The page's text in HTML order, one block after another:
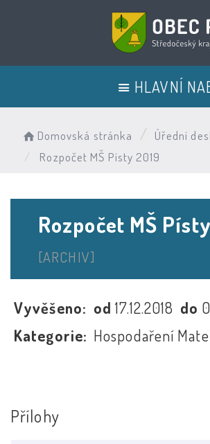
HLAVNÍ
Domovská stránka
Úřední
Rozpočet MŠ Písty 2019
Rozpočet MŠ
[ARCHIV]
Vyvěšeno: od17.12.2018 do
Kategorie: Hospodaření
Přílohy